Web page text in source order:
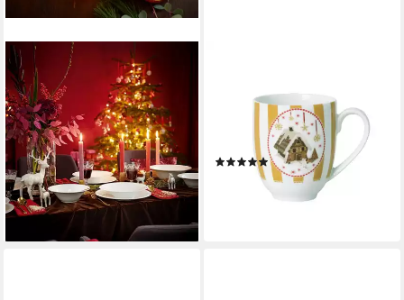
HUTSCHENREUTHER
Tafelservice Nora Christmas
Tafelset 12-tlg., Porzellan
199,95 €
lieferbar - in 2-3 Werktagen bei dir
Christmas Love Beige
Weihnachtsgeschirr, Porzellan,
(2)
ab 36,90 € UVP 45,60 €